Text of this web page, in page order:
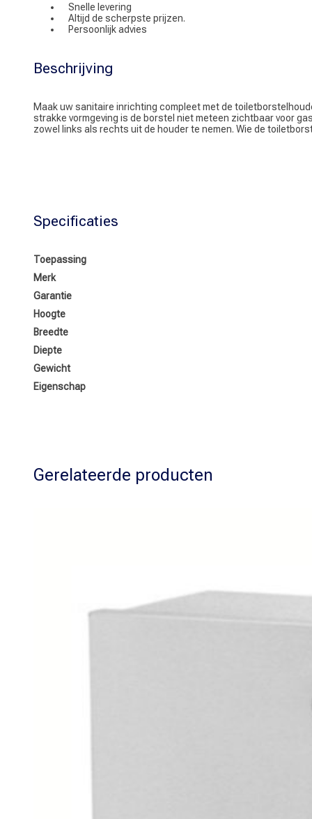
Snelle levering
Altijd de scherpste prijzen.
Persoonlijk advies
Beschrijving
Maak uw sanitaire inrichting compleet met de
strakke vormgeving is de borstel niet meteen zichtbaar voor
zowel links als rechts uit de houder te nemen. Wie de
Specificaties
Toepassing
Merk
Garantie
Hoogte
Breedte
Diepte
Gewicht
Eigenschap
Gerelateerde producten